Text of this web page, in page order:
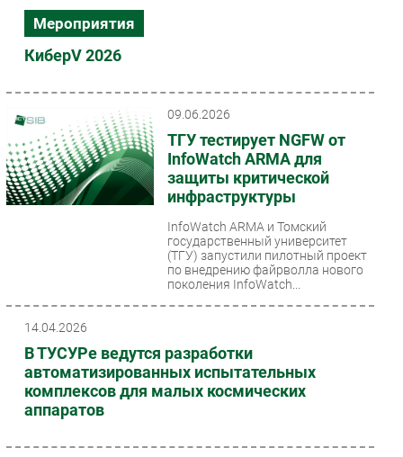
Аналитика
Интервью
Мероприятия
Проекты
IT класс
Тестовый стенд
Каталог компаний
Мероприятия
КиберV 2026
09.06.2026
ТГУ тестирует NGFW от
InfoWatch ARMA для
защиты критической
инфраструктуры
InfoWatch ARMA и Томский
государственный университет
(ТГУ) запустили пилотный проект
по внедрению файрволла нового
поколения InfoWatch...
14.04.2026
В ТУСУРе ведутся разработки
автоматизированных испытательных
комплексов для малых космических
аппаратов